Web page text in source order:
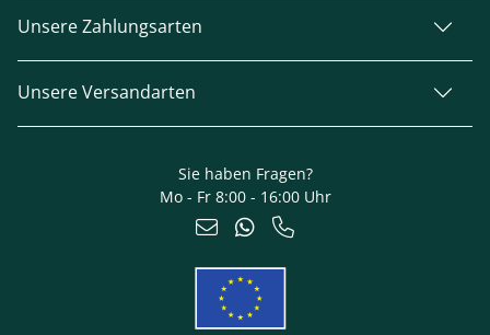
Unsere Zahlungsarten
Unsere Versandarten
Sie haben Fragen?
Mo - Fr 8:00 - 16:00 Uhr